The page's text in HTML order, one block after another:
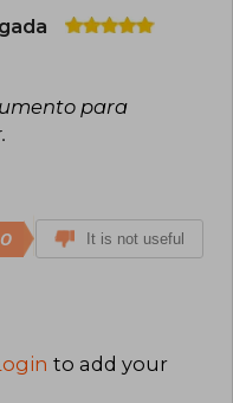
para
0 It is not useful
to add your